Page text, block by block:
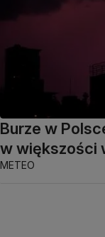
Burze w
w większości
METEO